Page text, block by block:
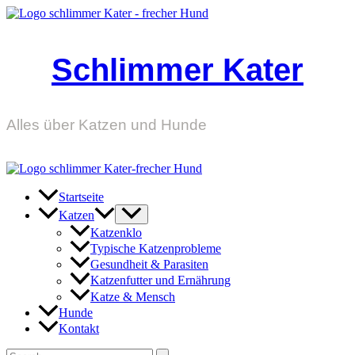
Zum
Schlimmer Kater
Alles über Katzen und Hunde
Startseite
Katzen
Katzenklo
Typische Katzenprobleme
Gesundheit & Parasiten
Katzenfutter und Ernährung
Katze & Mensch
Hunde
Kontakt